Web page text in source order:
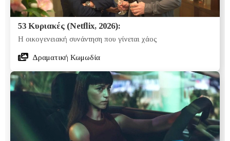
53 Κυριακές (Netflix, 2026):
Η οικογενειακή συνάντηση που γίνεται χάος
Δραματική Κωμωδία